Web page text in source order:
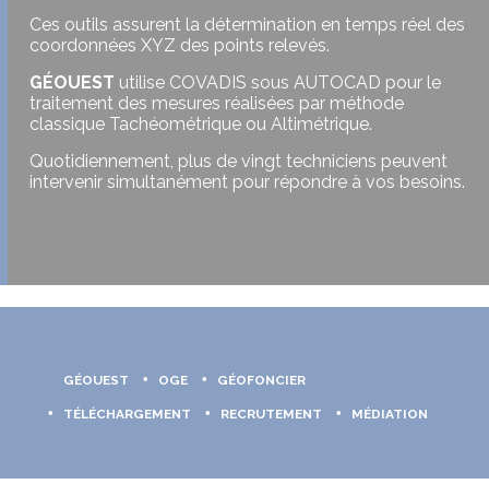
Ces outils assurent la détermination en temps réel des
coordonnées XYZ des points relevés.
GÉOUEST utilise COVADIS sous AUTOCAD pour le
traitement des mesures réalisées par méthode
classique Tachéométrique ou Altimétrique.
Quotidiennement, plus de vingt techniciens peuvent
intervenir simultanément pour répondre à vos besoins.
GÉOUEST OGE GÉOFONCIER
TÉLÉCHARGEMENT RECRUTEMENT MÉDIATION